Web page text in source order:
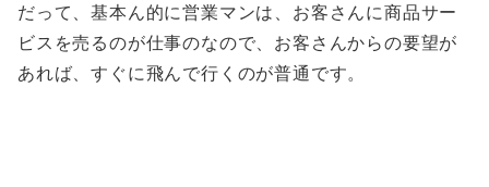
だって、基本ん的に営業マンは、お客さんに商品サー
ビスを売るのが仕事のなので、お客さんからの要望が
あれば、すぐに飛んで行くのが普通です。